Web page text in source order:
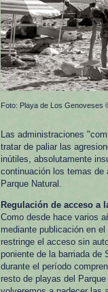
Foto: Playa de Los Genoveses
Las administraciones
tratar de paliar las
inútiles, absolutamente
continuación los temas de
Parque Natural.
Regulación de acceso a
Como desde hace varios
mediante publicación en
restringe el acceso sin
poniente de la barriada de
durante el período
resto de playas del